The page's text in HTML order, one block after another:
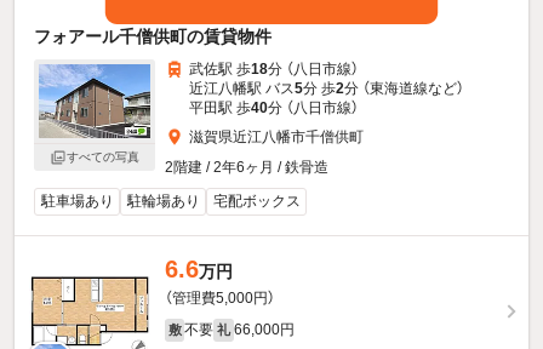
フォアール千僧供町の賃貸物件
すべての写真
武佐駅 歩18分 （八日市線）
近江八幡駅 バス5分 歩2分 （東海道線など）
平田駅 歩40分 （八日市線）
滋賀県近江八幡市千僧供町
2階建 / 2年6ヶ月 / 鉄骨造
駐車場あり
駐輪場あり 宅配ボックス
6.6万円
（管理費5,000円）
敷 不要 礼 66,000円